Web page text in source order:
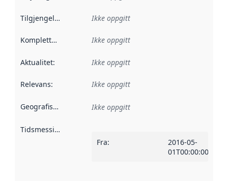
Tilgjengelighet Ikke oppgitt
Kompletthet Ikke oppgitt
Aktualitet: Ikke oppgitt
Relevans: Ikke oppgitt
Geografisk avgrensning :
Ikke oppgitt
Tidsmessig avgrensning
Fra:
2016-05-
01T00:00:00Z